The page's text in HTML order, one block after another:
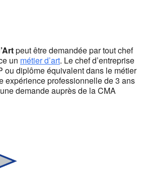
peut être demandée par tout chef
un métier d’art. Le chef d’entreprise
ou diplôme équivalent dans le métier
expérience professionnelle de 3 ans
demande auprès de la CMA